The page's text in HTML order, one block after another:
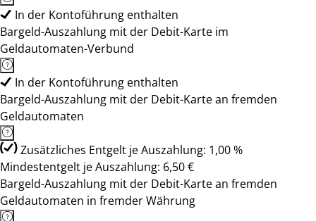
In der Kontoführung enthalten
Bargeld-Auszahlung mit der Debit-Karte im
Geldautomaten-Verbund
In der Kontoführung enthalten
Bargeld-Auszahlung mit der Debit-Karte an fremden
Geldautomaten
Zusätzliches Entgelt je Auszahlung: 1,00 %
Mindestentgelt je Auszahlung: 6,50 €
Bargeld-Auszahlung mit der Debit-Karte an fremden
Geldautomaten in fremder Währung